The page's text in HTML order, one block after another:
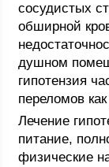
сосудистых
обширной
душном
гипотензия
переломов
Лечение
питание,
физические